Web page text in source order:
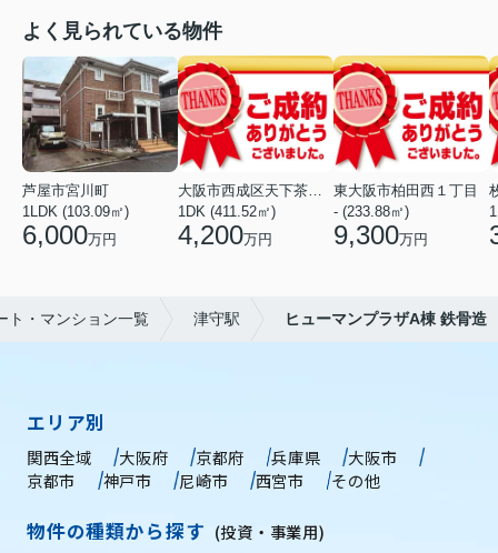
よく見られている物件
芦屋市宮川町
1LDK (103.09㎡)
6,000万円
大阪市西成区天下茶屋東１丁目
1DK (411.52㎡)
4,200万円
東大阪市柏田西１丁目
- (233.88㎡)
9,300万円
ト・マンション一覧 津守駅 ヒューマンプラザA棟 鉄骨造
エリア別
関西全域 大阪府 京都府 兵庫県
大阪市
京都市
神戸市 尼崎市 西宮市 その他
物件の種類から探す (投資・事業用)